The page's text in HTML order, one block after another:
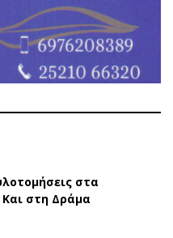
στα
στη Δράμα